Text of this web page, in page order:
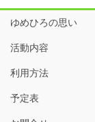
ゆめひろの思い
活動内容
利用方法
予定表